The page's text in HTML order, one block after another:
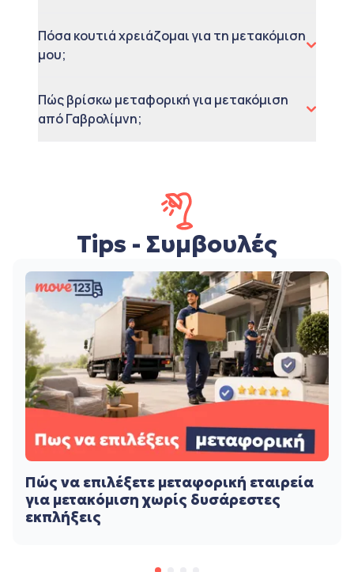
Πόσα κουτιά χρειάζομαι για τη μετακόμιση
μου;
Πώς βρίσκω μεταφορική για μετακόμιση
από Γαβρολίμνη;
Tips - Συμβουλές
Πώς να επιλέξετε μεταφορική εταιρεία
για μετακόμιση χωρίς δυσάρεστες
εκπλήξεις